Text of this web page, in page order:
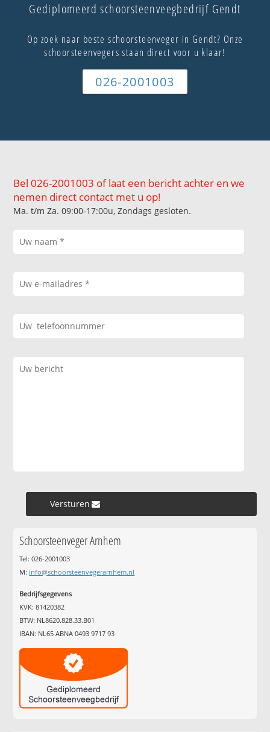
Gediplomeerd schoorsteenveegbedrijf Gendt
Op zoek naar beste schoorsteenveger in Gendt? Onze
schoorsteenvegers staan direct voor u klaar!
026-2001003
Bel 026-2001003 of laat een bericht achter en we
nemen direct contact met u op!
Ma. t/m Za. 09:00-17:00u, Zondags gesloten.
Versturen »
Schoorsteenveger Arnhem
Tel: 026-2001003
M: info@schoorsteenvegerarnhem.nl
Bedrijfsgegevens
KVK: 81420382
BTW: NL8620.828.33.B01
IBAN: NL65 ABNA 0493 9717 93